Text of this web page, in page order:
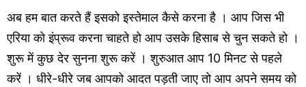
अब हम बात करते हैं इसको इस्तेमाल कैसे करना है । आप जिस भी
एरिया को इंप्रूव करना चाहते हो आप उसके हिसाब से चुन सकते हो ।
शुरू में कुछ देर सुनना शुरू करें । शुरुआत आप 10 मिनट से पहले
करें । धीरे-धीरे जब आपको आदत पड़ती जाए तो आप अपने समय को